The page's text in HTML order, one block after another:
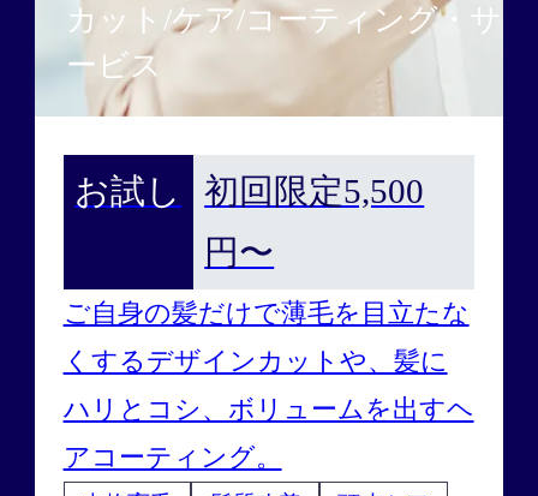
カット/ケア/コーティング・サ
ービス
お試し
初回限定5,500
円〜
ご自身の髪だけで薄毛を目立たな
くするデザインカットや、髪に
ハリとコシ、ボリュームを出すヘ
アコーティング。